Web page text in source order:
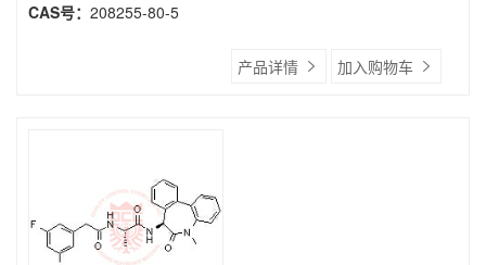
CAS号： 208255-80-5
产品详情 加入购物车